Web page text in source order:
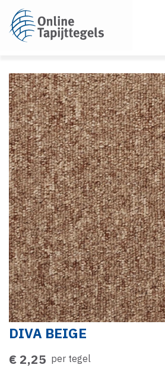
DIVA BEIGE
€ 2,25 per tegel